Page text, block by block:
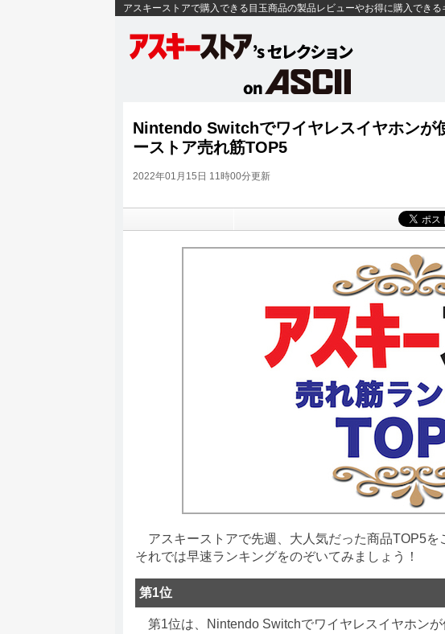
アスキーストアで購入できる目玉商品の製品レビューやお得に購入でき
Nintendo Switchでワイヤレスイヤホンが
ーストア売れ筋TOP5
2022年01月15日 11時00分更新
アスキーストアで先週、大人気だった商品TOP5を
それでは早速ランキングをのぞいてみましょう！
第1位
第1位は、Nintendo Switchでワイヤレスイヤホン